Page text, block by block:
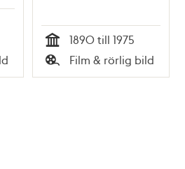
Tid
1890 till 1975
Typ
Film & rörlig bild